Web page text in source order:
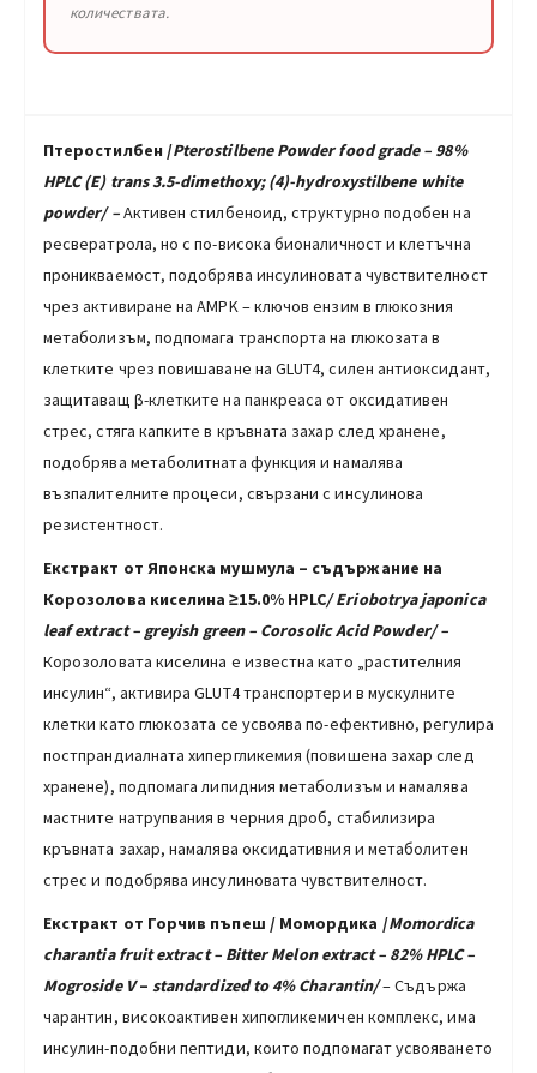
количествата.
Птеростилбен /Pterostilbene Powder food grade – 98%
HPLC (E)trans3.5-dimethoxy; (4)-hydroxystilbene white
powder/ –Активен стилбеноид, структурно подобен на
ресвератрола, но с по-висока бионаличност и клетъчна
проникваемост, подобрява инсулиновата чувствителност
чрез активиране на AMPK – ключов ензим в глюкозния
метаболизъм, подпомага транспорта на глюкозата в
клетките чрез повишаване на GLUT4, силен антиоксидант,
защитаващ β-клетките на панкреаса от оксидативен
стрес, стяга капките в кръвната захар след хранене,
подобрява метаболитната функция и намалява
възпалителните процеси, свързани с инсулинова
резистентност.
Екстракт от Японска мушмула – съдържание на
Корозолова киселина ≥15.0% HPLC/Eriobotrya japonica
leaf extract – greyish green – Corosolic Acid Powder/ –
Корозоловата киселина е известна като „растителния
инсулин“, активира GLUT4 транспортери в мускулните
клетки като глюкозата се усвоява по-ефективно, регулира
постпрандиалната хипергликемия (повишена захар след
хранене), подпомага липидния метаболизъм и намалява
мастните натрупвания в черния дроб, стабилизира
кръвната захар, намалява оксидативния и метаболитен
стрес и подобрява инсулиновата чувствителност.
Екстракт от Горчив пъпеш / Момордика /Momordica
charantia fruit extract – Bitter Melon extract – 82% HPLC–
Mogroside V – standardized to 4% Charantin/– Съдържа
чарантин, високоактивен хипогликемичен комплекс, има
инсулин-подобни пептиди, които подпомагат усвояването